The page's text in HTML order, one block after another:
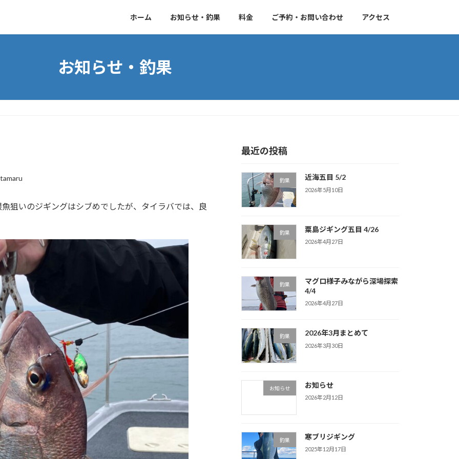
ホーム お知らせ・釣果 料金 ご予約・お問い合わせ アクセス
お知らせ・釣果
狙いのジギングはシブめでしたが、タイラバでは、良
最近の投稿
釣果 近海五目 5/2
2026年5月10日
釣果 粟島ジギング五目 4/26
2026年4月27日
釣果
マグロ様子みながら深場探索
4/4
2026年4月27日
釣果 2026年3月まとめて
2026年3月30日
お知らせ お知らせ
2026年2月12日
釣果 寒ブリジギング
2025年12月17日